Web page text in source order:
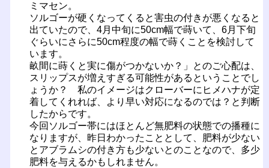
ミマセン。
ソルゴーが硬くなってくると害虫の付きが悪くなると
出ていたので、4月中旬に50cm幅で蒔いて、6月下旬
ぐらいにさらに50cm程度の幅で蒔くことを検討して
います。
畝間に蒔くと実に傷がつかないか？」とのご心配は、
スリップスが増えすぎる可能性があるということでし
ょうか？ 私のイメージはクローバーにヒメハナが定
着してくれれば、より早い対応になるのでは？と判断
したからです。
今回ソルゴー帯にはほとんど無肥料の状態での播種に
なりますが、昨日わかったこととして、肥料が少ない
とアブラムシの付き方も少ないとのことなので、多少
肥料を与えるかもしれません。